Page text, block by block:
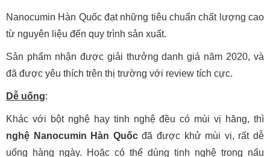
Nanocumin Hàn Quốc đạt những tiêu chuẩn chất lượng cao
từ nguyên liệu đến quy trình sản xuất.
Sản phẩm nhận được giải thưởng danh giá năm 2020, và
đã được yêu thích trên thị trường với review tích cực.
Dễ uống:
Khác với bột nghệ hay tinh nghệ đều có mùi vị hăng, thì
nghệ Nanocumin Hàn Quốcđã được khử mùi vị, rất dễ
uống hàng ngày. Hoặc có thể dùng tinh nghệ trong nấu